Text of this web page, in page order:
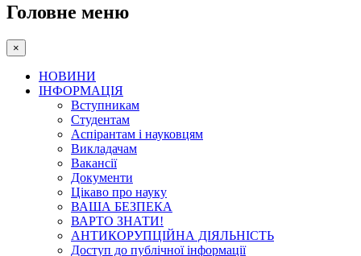
Головне меню
×
НОВИНИ
ІНФОРМАЦІЯ
Вступникам
Студентам
Аспірантам і науковцям
Викладачам
Вакансії
Документи
Цікаво про науку
ВАША БЕЗПЕКА
ВАРТО ЗНАТИ!
АНТИКОРУПЦІЙНА ДІЯЛЬНІСТЬ
Доступ до публічної інформації